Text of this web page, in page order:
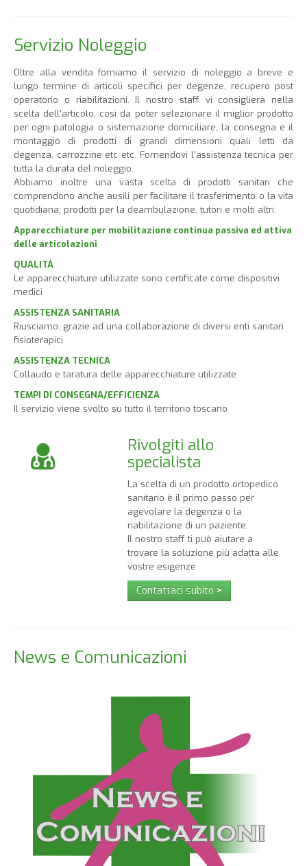
Servizio Noleggio
Oltre alla vendita forniamo il servizio di noleggio a breve e
lungo termine di articoli specifici per degenze, recupero post
operatorio o riabilitazioni. Il nostro staff vi consiglierà nella
scelta dell'articolo, così da poter selezionare il miglior prodotto
per ogni patologia o sistemazione domiciliare, la consegna e il
montaggio di prodotti di grandi dimensioni quali letti da
degenza, carrozzine etc etc. Fornendovi l'assistenza tecnica per
tutta la durata del noleggio.
Abbiamo inoltre una vasta scelta di prodotti sanitari che
comprendono anche ausili per facilitare il trasferimento o la vita
quotidiana; prodotti per la deambulazione, tutori e molti altri.
Apparecchiature per mobilitazione continua passiva ed attiva
delle articolazioni
QUALITÁ
Le apparecchiature utilizzate sono certificate come dispositivi
medici
ASSISTENZA SANITARIA
Riusciamo, grazie ad una collaborazione di diversi enti sanitari
fisioterapici
ASSISTENZA TECNICA
Collaudo e taratura delle apparecchiature utilizzate
TEMPI DI CONSEGNA/EFFICIENZA
Il servizio viene svolto su tutto il territorio toscano
Rivolgiti allo
specialista
La scelta di un prodotto ortopedico
sanitario è il primo passo per
agevolare la degenza o la
riabilitazione di un paziente.
Il nostro staff ti può aiutare a
trovare la soluzione più adatta alle
vostre esigenze
Contattaci subito >
News e Comunicazioni